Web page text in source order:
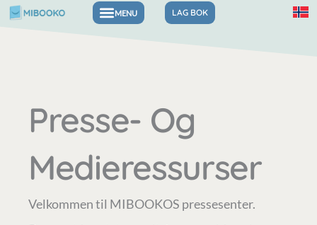
Hopp
LAG BOK
Presse- Og
Medieressurser
Velkommen til MIBOOKOS pressesenter.